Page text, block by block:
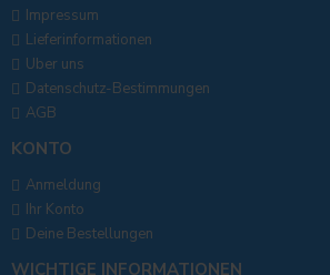
Impressum
Lieferinformationen
Uber uns
Datenschutz-Bestimmungen
AGB
KONTO
Anmeldung
Ihr Konto
Deine Bestellungen
WICHTIGE INFORMATIONEN